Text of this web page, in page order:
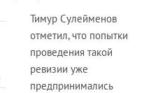
Тимур Сулейменов
отметил, что попытки
проведения такой
ревизии уже
предпринимались